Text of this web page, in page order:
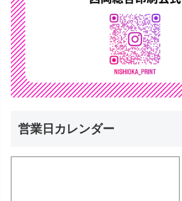
営業日カレンダー